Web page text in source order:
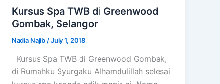
Kursus Spa TWB di Greenwood
Gombak, Selangor
Nadia Najib/July 1, 2018
Kursus Spa TWB di Greenwood Gombak,
di Rumahku Syurgaku Alhamdulillah selesai